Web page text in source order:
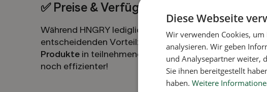
✅ Preise & Verfügbarkeiten checken
Während HNGRY lediglich Einkaufslisten anbot,
entscheidenden Vorteil:
Du kannst direkt die Preise
Produkte in teilnehmenden Supermärkten checken. So
noch effizienter!
Diese Webseite
Wir verwenden Cookies,
analysieren. Wir geben
und Analysepartner weiter,
Sie ihnen bereitgestellt
haben. Weitere